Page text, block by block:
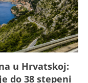
u Hrvatskoj:
do 38 stepeni